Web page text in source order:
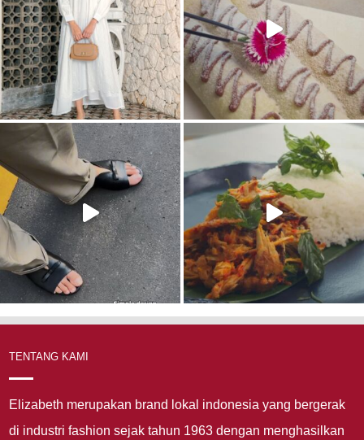
TENTANG KAMI
Elizabeth merupakan brand lokal indonesia yang bergerak
di industri fashion sejak tahun 1963 dengan menghasilkan